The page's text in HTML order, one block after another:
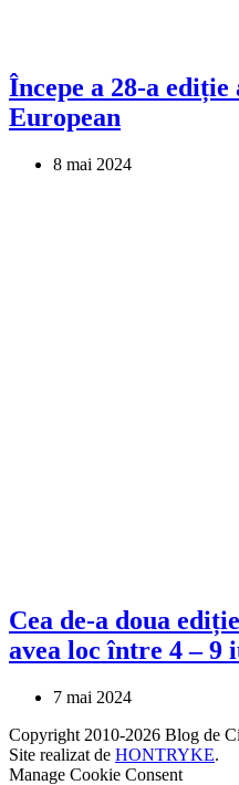
Începe a 28-a
European
8 mai 2024
Cea de-a doua
avea loc între 4 – 9
7 mai 2024
Copyright 2010-2026 Blog de
Site realizat de HONTRYKE.
Manage Cookie Consent